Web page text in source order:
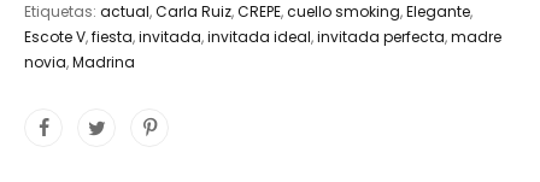
Etiquetas: actual,Carla Ruiz,CREPE,cuello smoking,Elegante,
Escote V,fiesta,invitada,invitada ideal,invitada perfecta,madre
novia,Madrina